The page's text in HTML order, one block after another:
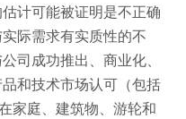
计可能被证明是不正确
际需求有实质性的不
司成功推出、商业化、
和技术市场认可（包括
家庭、建筑物、游轮和